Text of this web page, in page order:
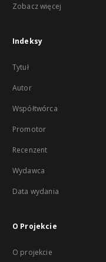
Zobacz więcej
Indeksy
Tytuł
Autor
Współtwórca
Promotor
Recenzent
Wydawca
Data wydania
O Projekcie
O projekcie